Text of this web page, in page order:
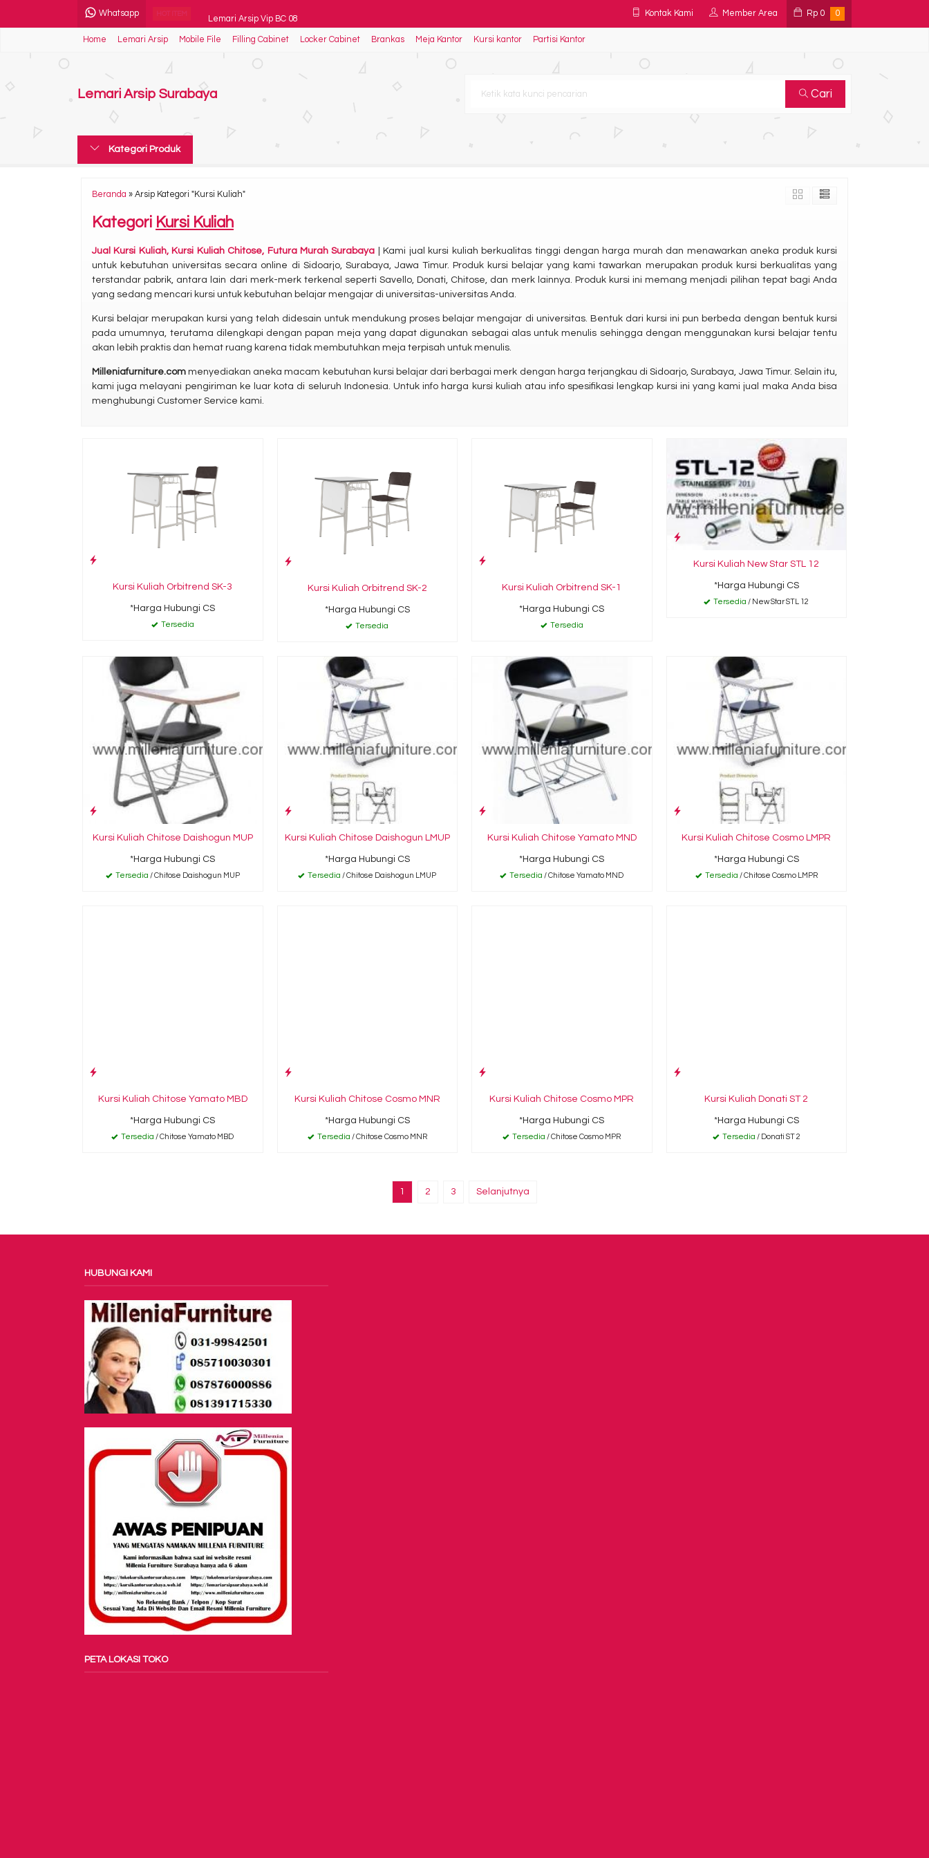
Whatsapp HOT ITEM Lemari Arsip Vip BC 08
Kursi Kantor Stramm Napoli 1 GAR T6
Brankas Ichiban HSC 40 TA
Kursi Kuliah Indachi DCL 06 K
Meja meeting kotak Modera BCT 1224
Kontak Kami Member Area Rp 0 0
Home Lemari Arsip Mobile File Filling Cabinet Locker Cabinet Brankas Meja Kantor Kursi kantor Partisi Kantor
Lemari Arsip Surabaya Cari
Kategori Produk
Beranda » Arsip Kategori "Kursi Kuliah"
Kategori Kursi Kuliah
Jual Kursi Kuliah, Kursi Kuliah Chitose, Futura Murah Surabaya | Kami jual kursi kuliah berkualitas tinggi dengan harga murah dan menawarkan aneka produk kursi
untuk kebutuhan universitas secara online di Sidoarjo, Surabaya, Jawa Timur. Produk kursi belajar yang kami tawarkan merupakan produk kursi berkualitas yang
terstandar pabrik, antara lain dari merk-merk terkenal seperti Savello, Donati, Chitose, dan merk lainnya. Produk kursi ini memang menjadi pilihan tepat bagi Anda
yang sedang mencari kursi untuk kebutuhan belajar mengajar di universitas-universitas Anda.
Kursi belajar merupakan kursi yang telah didesain untuk mendukung proses belajar mengajar di universitas. Bentuk dari kursi ini pun berbeda dengan bentuk kursi
pada umumnya, terutama dilengkapi dengan papan meja yang dapat digunakan sebagai alas untuk menulis sehingga dengan menggunakan kursi belajar tentu
akan lebih praktis dan hemat ruang karena tidak membutuhkan meja terpisah untuk menulis.
Milleniafurniture.com menyediakan aneka macam kebutuhan kursi belajar dari berbagai merk dengan harga terjangkau di Sidoarjo, Surabaya, Jawa Timur. Selain itu,
kami juga melayani pengiriman ke luar kota di seluruh Indonesia. Untuk info harga kursi kuliah atau info spesifikasi lengkap kursi ini yang kami jual maka Anda bisa
menghubungi Customer Service kami.
Kursi Kuliah Orbitrend SK-3
*Harga Hubungi CS
Tersedia
Kursi Kuliah Orbitrend SK-2
*Harga Hubungi CS
Tersedia
Kursi Kuliah Orbitrend SK-1
*Harga Hubungi CS
Tersedia
Kursi Kuliah New Star STL 12
*Harga Hubungi CS
Tersedia / New Star STL 12
Kursi Kuliah Chitose Daishogun MUP
*Harga Hubungi CS
Tersedia / Chitose Daishogun MUP
Kursi Kuliah Chitose Daishogun LMUP
*Harga Hubungi CS
Tersedia / Chitose Daishogun LMUP
Kursi Kuliah Chitose Yamato MND
*Harga Hubungi CS
Tersedia / Chitose Yamato MND
Kursi Kuliah Chitose Cosmo LMPR
*Harga Hubungi CS
Tersedia / Chitose Cosmo LMPR
Kursi Kuliah Chitose Yamato MBD
*Harga Hubungi CS
Tersedia / Chitose Yamato MBD
Kursi Kuliah Chitose Cosmo MNR
*Harga Hubungi CS
Tersedia / Chitose Cosmo MNR
Kursi Kuliah Chitose Cosmo MPR
*Harga Hubungi CS
Tersedia / Chitose Cosmo MPR
Kursi Kuliah Donati ST 2
*Harga Hubungi CS
Tersedia / Donati ST 2
1 2 3 Selanjutnya
HUBUNGI KAMI
PETA LOKASI TOKO